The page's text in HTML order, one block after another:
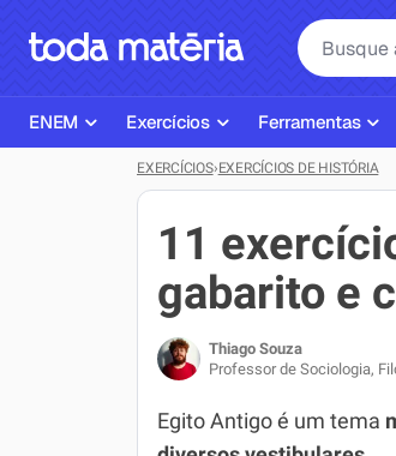
ENEM
Página Inicial ENEM
Plano de Estudos
Corretor de Redação
Exercícios ENEM
Simulados ENEM
Exercícios
ENEM
Matemática
Português
História
Biologia
Inglês
Ferramentas
Ajudante de
Corretor de
Exercícios
EXERCÍCIOS›EXERCÍCIOS DE HISTÓRIA
11
gabarito e
Thiago Souza
Professor de Sociologia,
Egito Antigo é um tema